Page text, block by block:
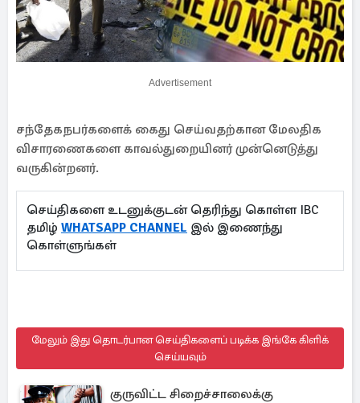
Advertisement
சந்தேகநபர்களைக் கைது செய்வதற்கான மேலதிக
விசாரணைகளை காவல்துறையினர் முன்னெடுத்து
வருகின்றனர்.
செய்திகளை உடனுக்குடன் தெரிந்து கொள்ள IBC
தமிழ் WHATSAPP CHANNEL இல் இணைந்து
கொள்ளுங்கள்
மேலும் இது தொடர்பான செய்திகளைப் படிக்க இங்கே கிளிக்
செய்யவும்
குருவிட்ட சிறைச்சாலைக்கு